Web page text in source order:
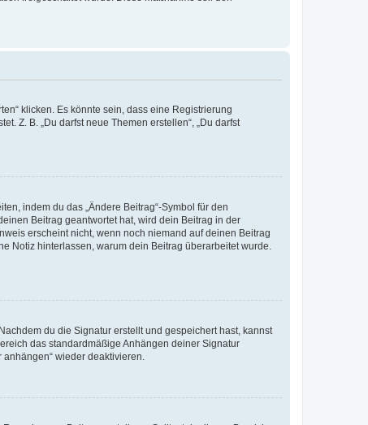
klicken. Es könnte sein, dass eine Registrierung
Z. B. „Du darfst neue Themen erstellen“, „Du darfst
indem du das „Ändere Beitrag“-Symbol für den
Beitrag geantwortet hat, wird dein Beitrag in der
erscheint nicht, wenn noch niemand auf deinen Beitrag
Notiz hinterlassen, warum dein Beitrag überarbeitet wurde.
du die Signatur erstellt und gespeichert hast, kannst
das standardmäßige Anhängen deiner Signatur
wieder deaktivieren.